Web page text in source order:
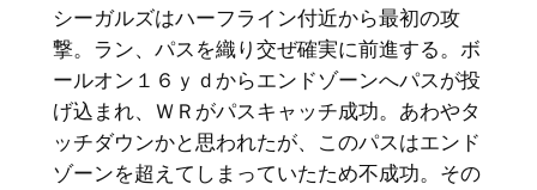
シーガルズはハーフライン付近から最初の攻
撃。ラン、パスを織り交ぜ確実に前進する。ボ
ールオン１６ｙｄからエンドゾーンへパスが投
げ込まれ、ＷＲがパスキャッチ成功。あわやタ
ッチダウンかと思われたが、このパスはエンド
ゾーンを超えてしまっていたため不成功。その